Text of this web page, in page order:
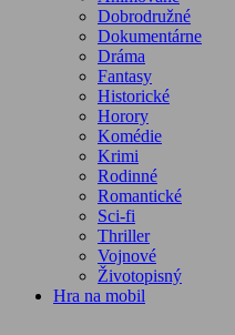
Dobrodružné
Dokumentárne
Dráma
Fantasy
Historické
Horory
Komédie
Krimi
Rodinné
Romantické
Sci-fi
Thriller
Vojnové
Životopisný
Hra na mobil